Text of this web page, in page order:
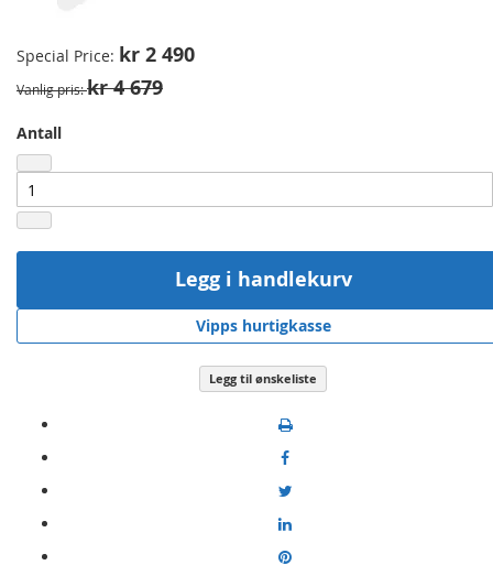
Special Price kr 2 490
Vanlig pris kr 4 679
Antall
Legg i handlekurv
Vipps hurtigkasse
Legg til ønskeliste